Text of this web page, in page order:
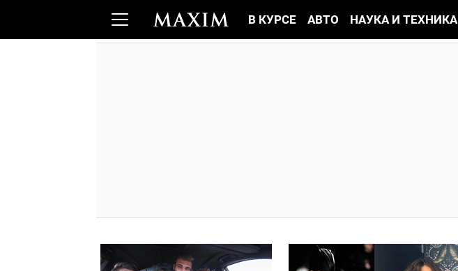
В КУРСЕ АВТО НАУКА И ТЕХНИКА